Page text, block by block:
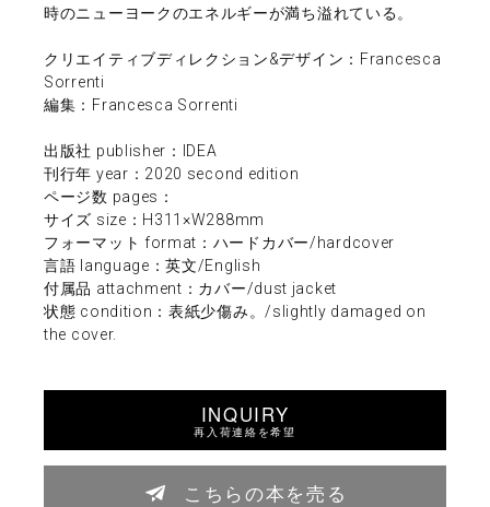
時のニューヨークのエネルギーが満ち溢れている。
クリエイティブディレクション&デザイン：Francesca
Sorrenti
編集：Francesca Sorrenti
出版社 publisher：IDEA
刊行年 year：2020 second edition
ページ数 pages：
サイズ size：H311×W288mm
フォーマット format：ハードカバー/hardcover
言語 language：英文/English
付属品 attachment：カバー/dust jacket
状態 condition：表紙少傷み。/slightly damaged on
the cover.
INQUIRY
再入荷連絡を希望
こちらの本を売る